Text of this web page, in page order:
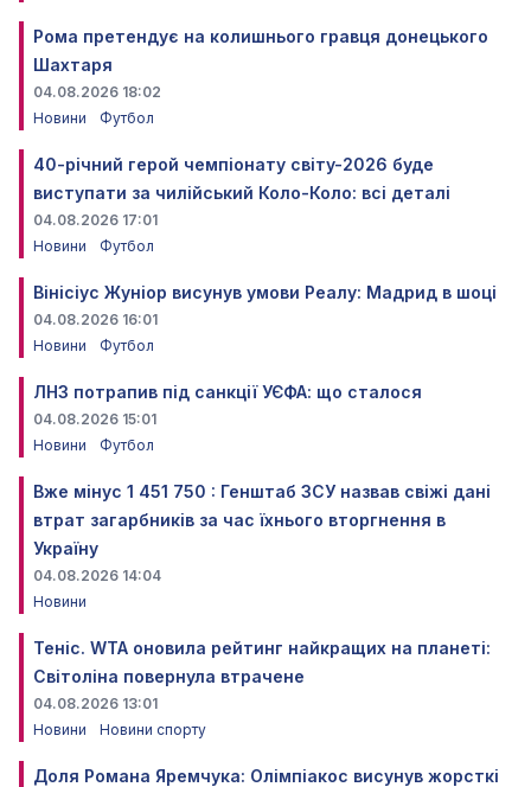
Рома претендує на колишнього гравця донецького
Шахтаря
04.08.2026 18:02
Новини
Футбол
40-річний герой чемпіонату світу-2026 буде
виступати за чилійський Коло-Коло: всі деталі
04.08.2026 17:01
Новини
Футбол
Вінісіус Жуніор висунув умови Реалу: Мадрид в шоці
04.08.2026 16:01
Новини
Футбол
ЛНЗ потрапив під санкції УЄФА: що сталося
04.08.2026 15:01
Новини
Футбол
Вже мінус 1 451 750 : Генштаб ЗСУ назвав свіжі дані
втрат загарбників за час їхнього вторгнення в
Україну
04.08.2026 14:04
Новини
Теніс. WTA оновила рейтинг найкращих на планеті:
Світоліна повернула втрачене
04.08.2026 13:01
Новини
Новини спорту
Доля Романа Яремчука: Олімпіакос висунув жорсткі